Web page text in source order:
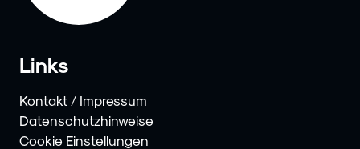
Links
Kontakt / Impressum
Datenschutzhinweise
Cookie Einstellungen